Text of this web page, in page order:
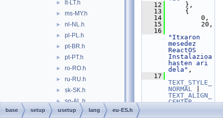
► lt-LT.h
► ms-MY.h
► nl-NL.h
► pl-PL.h
► pt-BR.h
► pt-PT.h
► ro-RO.h
► ru-RU.h
► sk-SK.h
► sq-AL.h
► sv-SE.h
   12
    },
   13
    {
   14
        0,
   15
        20,
   16
"Itxaron
mesedez
ReactOS
Instalazioa
hasten ari
dela" ,
   17
TEXT_STYLE_
NORMAL
TEXT_ALIGN_
CENTER,
base setup usetup lang eu-ES.h